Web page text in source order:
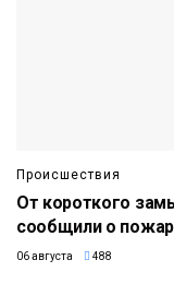
Происшествия
От короткого
сообщили о
06 августа 488